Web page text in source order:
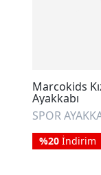
Marcokids
Ayakkabı
SPOR
%20 İndirim